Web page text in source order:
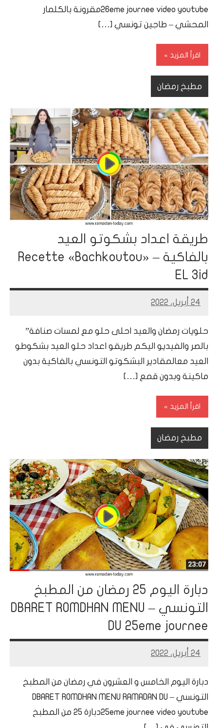
26eme journee video youtubeمقرونة بالكلمار
المحشي – طاجين تونسي […]
اقرأ المزيد
مطبخ رمضان
طريقة اعداد بشكوتو العيد
بالفاكية – Recette «Bachkoutou»
EL 3id
24 أبريل، 2022
Mohamed
حلويات رمضان والعيد احلى حلو مع لمسات صنافة”
بالصر والفيديو اليكم طريقو اعداد حلو العيد بشكوطو
العيد معالمقادير البشكوتو التونسي بالفاكية بدون
ماكينة وبدون قمع […]
اقرأ المزيد
مطبخ رمضان
دبارة اليوم 25 رمضان من المطبخ
التونسي – DBARET ROMDHAN MENU
DU 25eme journee
24 أبريل، 2022
Mohamed
Ramadan
دبارة اليوم الخامس و العشرون في رمضان من المطبخ
التونسي – DBARET ROMDHAN MENU RAMADAN DU
25eme journee video youtubeدبارة 25 من المطبخ